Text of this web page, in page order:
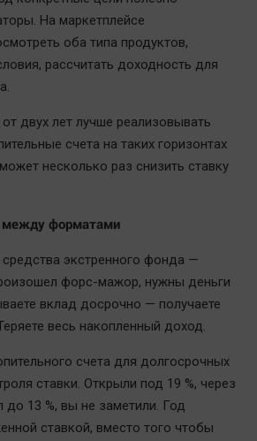
На маркетплейсе
оба типа продуктов,
рассчитать доходность для
двух лет лучше реализовывать
счета на таких горизонтах
несколько раз снизить ставку
между форматами
экстренного фонда —
форс-мажор, нужны деньги
вклад досрочно — получаете
весь накопленный доход.
счета для долгосрочных
ставки. Открыли под 19 %, через
до 13 %, вы не заметили. Год
ставкой, вместо того чтобы